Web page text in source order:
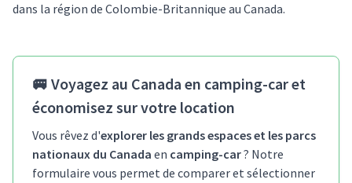
dans la région de Colombie-Britannique au Canada.
🚐 Voyagez au Canada en camping-car et
économisez sur votre location
Vous rêvez d'explorer les grands espaces et les parcs
nationaux du Canada en camping-car? Notre
formulaire vous permet de comparer et sélectionner